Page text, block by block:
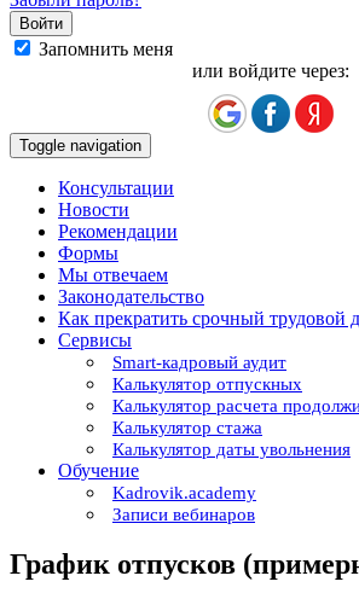
Запомнить меня
или войдите через:
Toggle navigation
Консультации
Новости
Рекомендации
Формы
Мы отвечаем
Законодательство
Как прекратить срочный трудовой
Сервисы
Smart-кадровый аудит
Калькулятор отпускных
Калькулятор расчета
Калькулятор стажа
Калькулятор даты увольнения
Обучение
Kadrovik.academy
Записи вебинаров
График отпусков